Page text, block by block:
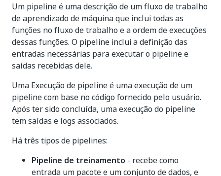
Um pipeline é uma descrição de um fluxo de trabalho
de aprendizado de máquina que inclui todas as
funções no fluxo de trabalho e a ordem de execuções
dessas funções. O pipeline inclui a definição das
entradas necessárias para executar o pipeline e
saídas recebidas dele.
Uma Execução de pipeline é uma execução de um
pipeline com base no código fornecido pelo usuário.
Após ter sido concluída, uma execução do pipeline
tem saídas e logs associados.
Há três tipos de pipelines:
Pipeline de treinamento - recebe como
entrada um pacote e um conjunto de dados, e